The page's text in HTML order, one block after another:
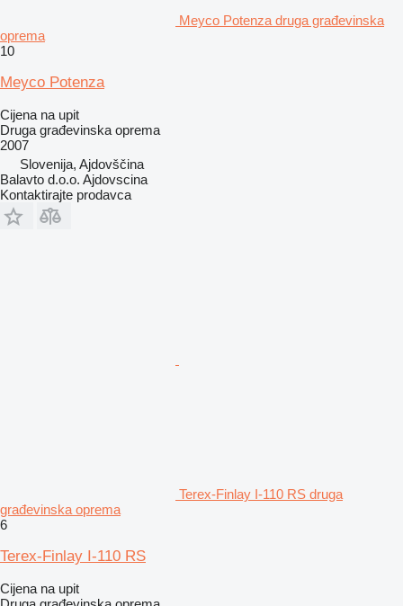
Meyco Potenza druga građevinska
oprema
10
Meyco Potenza
Cijena na upit
Druga građevinska oprema
2007
Slovenija, Ajdovščina
Balavto d.o.o. Ajdovscina
Kontaktirajte prodavca
Terex-Finlay I-110 RS druga
građevinska oprema
6
Terex-Finlay I-110 RS
Cijena na upit